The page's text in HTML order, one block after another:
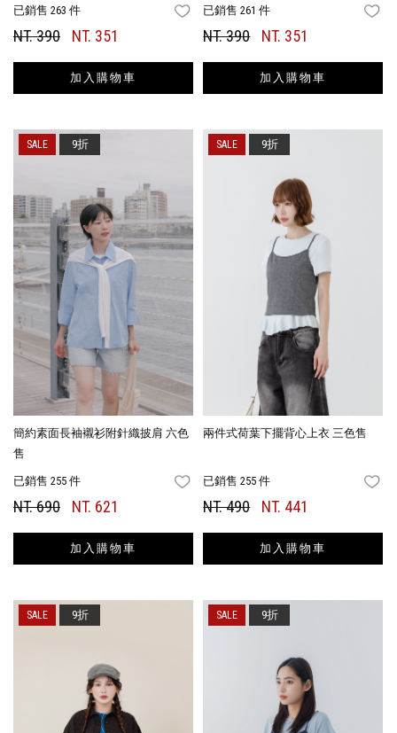
已銷售 263 件 FAVORITES
NT. 390 NT. 351
加入購物車
已銷售 261 件
NT. 390 NT. 351
加入購物車
簡約素面長袖襯衫附針織披肩 六色
售
已銷售 255 件 FAVORITES
NT. 690 NT. 621
加入購物車
9折
兩件式荷葉下擺背心上衣 三色售
已銷售 255 件
NT. 490 NT. 441
加入購物車
9折
9折 9折